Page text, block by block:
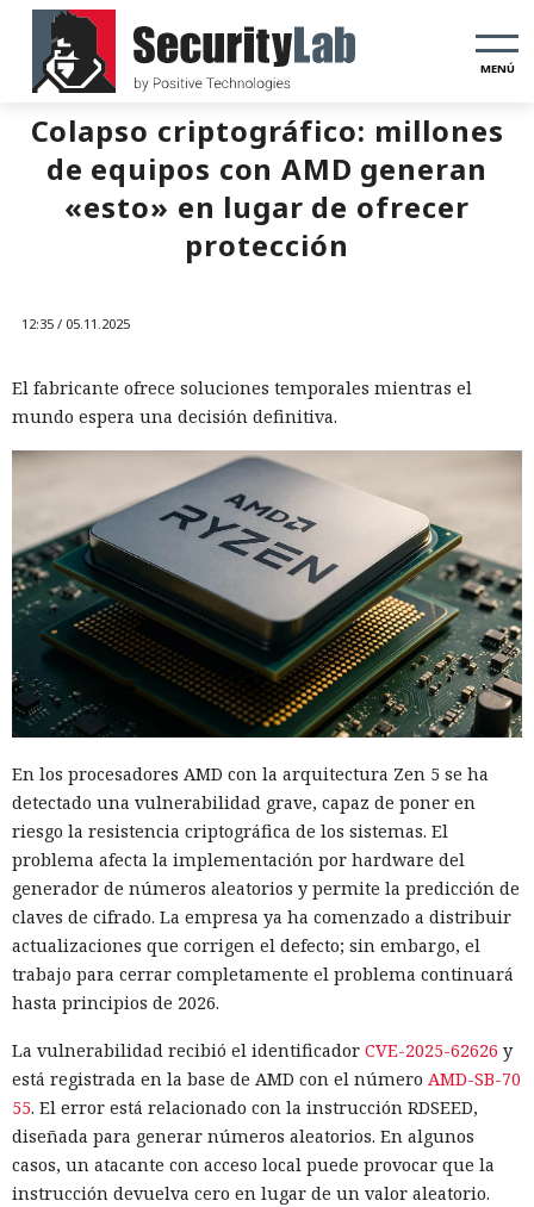
MENÚ
Colapso criptográfico: millones
de equipos con AMD generan
«esto» en lugar de ofrecer
protección
12:35 / 05.11.2025
El fabricante ofrece soluciones temporales mientras el
mundo espera una decisión definitiva.
En los procesadores AMD con la arquitectura Zen 5 se ha
detectado una vulnerabilidad grave, capaz de poner en
riesgo la resistencia criptográfica de los sistemas. El
problema afecta la implementación por hardware del
generador de números aleatorios y permite la predicción de
claves de cifrado. La empresa ya ha comenzado a distribuir
actualizaciones que corrigen el defecto; sin embargo, el
trabajo para cerrar completamente el problema continuará
hasta principios de 2026.
La vulnerabilidad recibió el identificador CVE-2025-62626 y
está registrada en la base de AMD con el número AMD-SB-70
55. El error está relacionado con la instrucción RDSEED,
diseñada para generar números aleatorios. En algunos
casos, un atacante con acceso local puede provocar que la
instrucción devuelva cero en lugar de un valor aleatorio.